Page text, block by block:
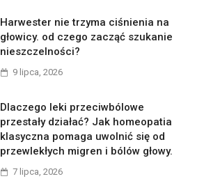
Harwester nie trzyma ciśnienia na
głowicy. od czego zacząć szukanie
nieszczelności?
9 lipca, 2026
Dlaczego leki przeciwbólowe
przestały działać? Jak homeopatia
klasyczna pomaga uwolnić się od
przewlekłych migren i bólów głowy.
7 lipca, 2026